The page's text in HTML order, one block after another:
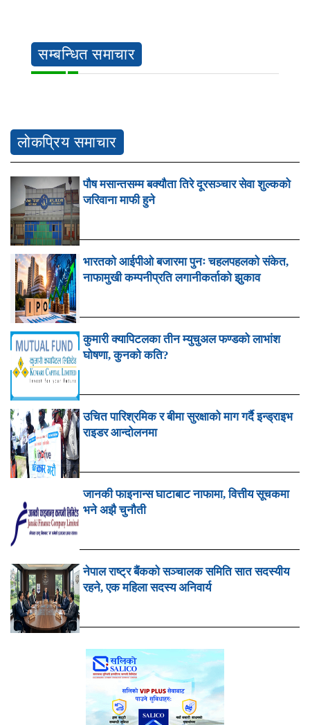
सम्बन्धित समाचार
लोकप्रिय समाचार
पौष मसान्तसम्म बक्यौता तिरे दूरसञ्चार सेवा शुल्कको
जरिवाना माफी हुने
भारतको आईपीओ बजारमा पुनः चहलपहलको संकेत,
नाफामुखी कम्पनीप्रति लगानीकर्ताको झुकाव
कुमारी क्यापिटलका तीन म्युचुअल फण्डको लाभांश
घोषणा, कुनको कति?
उचित पारिश्रमिक र बीमा सुरक्षाको माग गर्दै इन्ड्राइभ
राइडर आन्दोलनमा
जानकी फाइनान्स घाटाबाट नाफामा, वित्तीय सूचकमा
भने अझै चुनौती
नेपाल राष्ट्र बैंकको सञ्चालक समिति सात सदस्यीय
रहने, एक महिला सदस्य अनिवार्य